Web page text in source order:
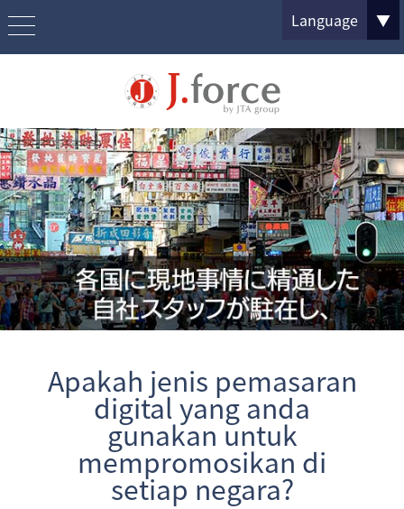
Language ▼
Apakah jenis pemasaran
digital yang anda
gunakan untuk
mempromosikan di
setiap negara?